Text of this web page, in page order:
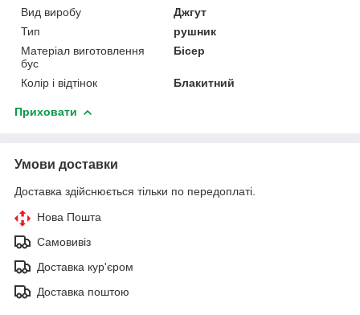
Вид виробу
Джгут
Тип
рушник
Матеріал виготовлення
бус
Бісер
Колір і відтінок Блакитний
Приховати
Умови доставки
Доставка здійснюється тільки по передоплаті.
Нова Пошта
Самовивіз
Доставка кур'єром
Доставка поштою